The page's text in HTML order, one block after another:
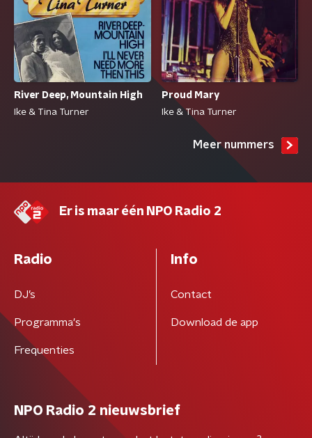
River Deep, Mountain High
Ike & Tina Turner
Proud Mary
Ike & Tina Turner
Meer nummers
Er is maar één NPO Radio 2
Radio
DJ’s
Programma's
Frequenties
Info
Contact
Download de app
NPO Radio 2 nieuwsbrief